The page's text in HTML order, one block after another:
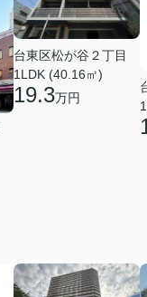
台東区松が谷２丁目
1LDK (40.16㎡)
19.3万円